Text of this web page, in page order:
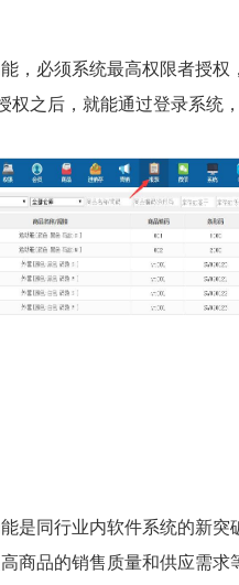
必须系统最高权限者授权
权之后，就能通过登录系统
是同行业内软件系统的新
商品的销售质量和供应需求